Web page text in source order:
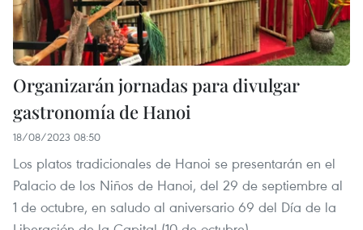
Organizarán jornadas para divulgar
gastronomía de Hanoi
18/08/2023 08:50
Los platos tradicionales de Hanoi se presentarán en el
Palacio de los Niños de Hanoi, del 29 de septiembre al
1 de octubre, en saludo al aniversario 69 del Día de la